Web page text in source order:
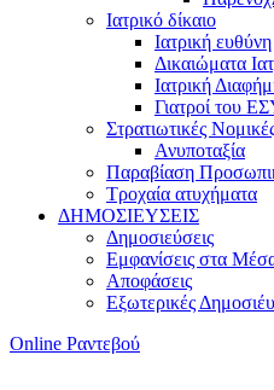
Ιατρικό δίκαιο
Ιατρική ευθύνη
Δικαιώματα
Ιατρική
Γιατροί του
Στρατιωτικές
Ανυποταξία
Παραβίαση
Τροχαία ατυχήματα
ΔΗΜΟΣΙΕΥΣΕΙΣ
Δημοσιεύσεις
Εμφανίσεις στα
Αποφάσεις
Εξωτερικές
Online Ραντεβού